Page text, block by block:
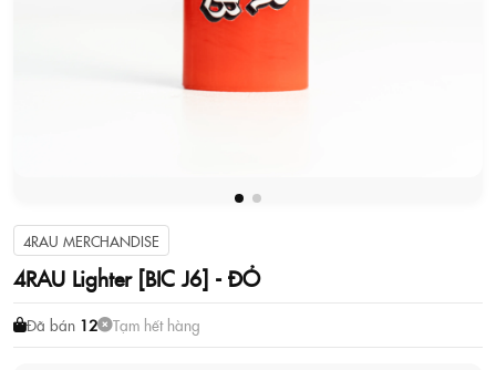
4RAU MERCHANDISE
4RAU Lighter [BIC J6] - ĐỎ
Đã bán 12 Tạm hết hàng